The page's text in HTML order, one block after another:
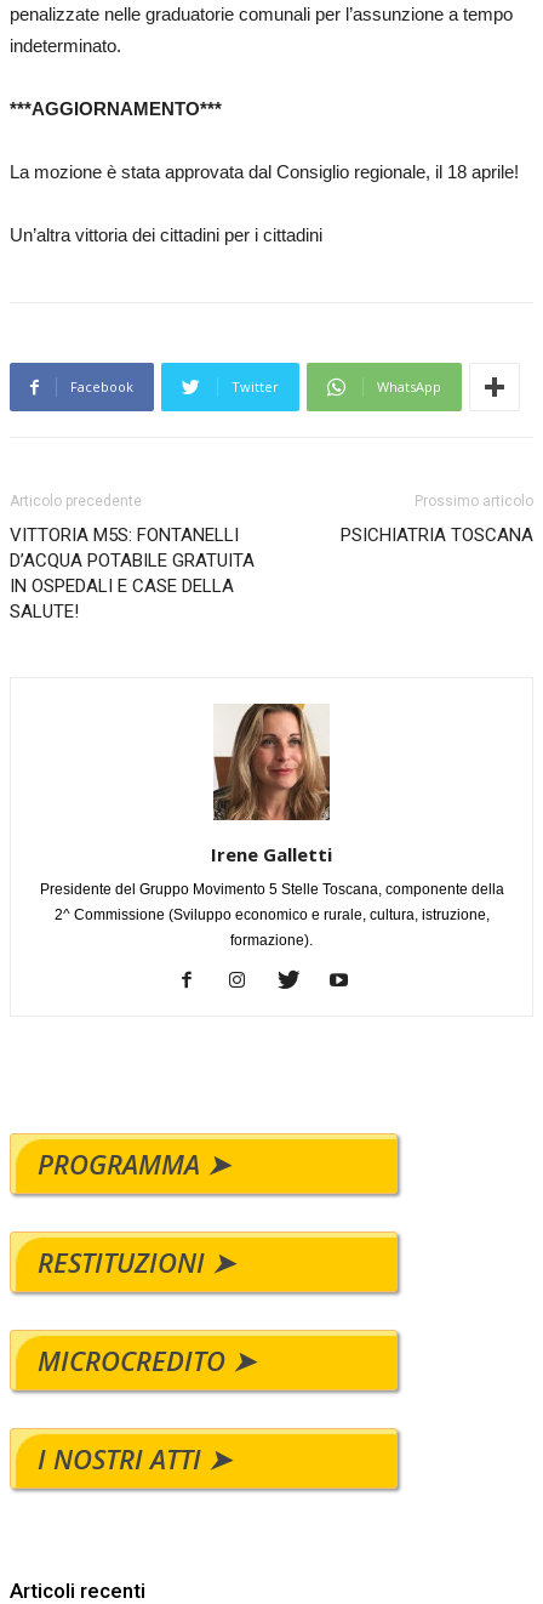
penalizzate nelle graduatorie comunali per l’assunzione a tempo
indeterminato.
***AGGIORNAMENTO***
La mozione è stata approvata dal Consiglio regionale, il 18 aprile!
Un’altra vittoria dei cittadini per i cittadini
Facebook Twitter WhatsApp
Articolo precedente
VITTORIA M5S: FONTANELLI
D’ACQUA POTABILE GRATUITA
IN OSPEDALI E CASE DELLA
SALUTE!
Prossimo articolo
PSICHIATRIA TOSCANA
Irene Galletti
Presidente del Gruppo Movimento 5 Stelle Toscana, componente della
2^ Commissione (Sviluppo economico e rurale, cultura, istruzione,
formazione).
PROGRAMMA ➤
RESTITUZIONI ➤
MICROCREDITO ➤
I NOSTRI ATTI ➤
Articoli recenti